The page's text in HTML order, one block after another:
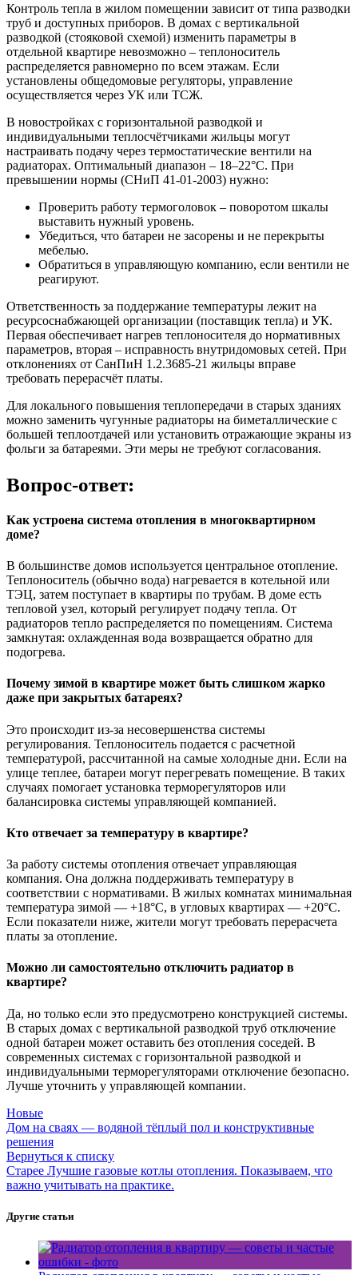
Контроль тепла в жилом помещении зависит от типа разводки
труб и доступных приборов. В домах с вертикальной
разводкой (стояковой схемой) изменить параметры в
отдельной квартире невозможно – теплоноситель
распределяется равномерно по всем этажам. Если
установлены общедомовые регуляторы, управление
осуществляется через УК или ТСЖ.
В новостройках с горизонтальной разводкой и
индивидуальными теплосчётчиками жильцы могут
настраивать подачу через термостатические вентили на
радиаторах. Оптимальный диапазон – 18–22°C. При
превышении нормы (СНиП 41-01-2003) нужно:
Проверить работу термоголовок – поворотом шкалы
выставить нужный уровень.
Убедиться, что батареи не засорены и не перекрыты
мебелью.
Обратиться в управляющую компанию, если вентили не
реагируют.
Ответственность за поддержание температуры лежит на
ресурсоснабжающей организации (поставщик тепла) и УК.
Первая обеспечивает нагрев теплоносителя до нормативных
параметров, вторая – исправность внутридомовых сетей. При
отклонениях от СанПиН 1.2.3685-21 жильцы вправе
требовать перерасчёт платы.
Для локального повышения теплопередачи в старых зданиях
можно заменить чугунные радиаторы на биметаллические с
большей теплоотдачей или установить отражающие экраны из
фольги за батареями. Эти меры не требуют согласования.
Вопрос-ответ:
Как устроена система отопления в многоквартирном
доме?
В большинстве домов используется центральное отопление.
Теплоноситель (обычно вода) нагревается в котельной или
ТЭЦ, затем поступает в квартиры по трубам. В доме есть
тепловой узел, который регулирует подачу тепла. От
радиаторов тепло распределяется по помещениям. Система
замкнутая: охлажденная вода возвращается обратно для
подогрева.
Почему зимой в квартире может быть слишком жарко
даже при закрытых батареях?
Это происходит из-за несовершенства системы
регулирования. Теплоноситель подается с расчетной
температурой, рассчитанной на самые холодные дни. Если на
улице теплее, батареи могут перегревать помещение. В таких
случаях помогает установка терморегуляторов или
балансировка системы управляющей компанией.
Кто отвечает за температуру в квартире?
За работу системы отопления отвечает управляющая
компания. Она должна поддерживать температуру в
соответствии с нормативами. В жилых комнатах минимальная
температура зимой — +18°C, в угловых квартирах — +20°C.
Если показатели ниже, жители могут требовать перерасчета
платы за отопление.
Можно ли самостоятельно отключить радиатор в
квартире?
Да, но только если это предусмотрено конструкцией системы.
В старых домах с вертикальной разводкой труб отключение
одной батареи может оставить без отопления соседей. В
современных системах с горизонтальной разводкой и
индивидуальными терморегуляторами отключение безопасно.
Лучше уточнить у управляющей компании.
Новые
Дом на сваях — водяной тёплый пол и конструктивные
решения
Вернуться к списку
Старее Лучшие газовые котлы отопления. Показываем, что
важно учитывать на практике.
Другие статьи